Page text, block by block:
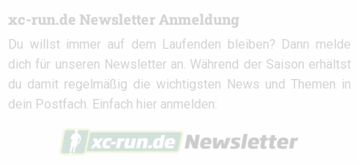
xc-run.de Newsletter Anmeldung
Du willst immer auf dem Laufenden bleiben? Dann melde
dich für unseren Newsletter an. Während der Saison erhältst
du damit regelmäßig die wichtigsten News und Themen in
dein Postfach. Einfach hier anmelden: